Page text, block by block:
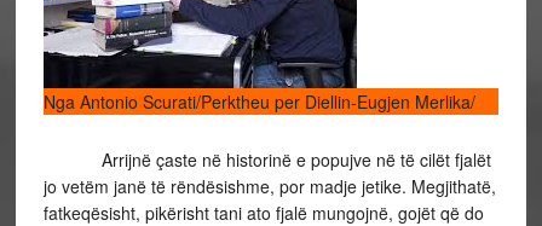
Nga Antonio Scurati/Perktheu per Diellin-Eugjen Merlika/
Arrijnë çaste në historinë e popujve në të cilët fjalët
jo vetëm janë të rëndësishme, por madje jetike. Megjithatë,
fatkeqësisht, pikërisht tani ato fjalë mungojnë, gojët që do